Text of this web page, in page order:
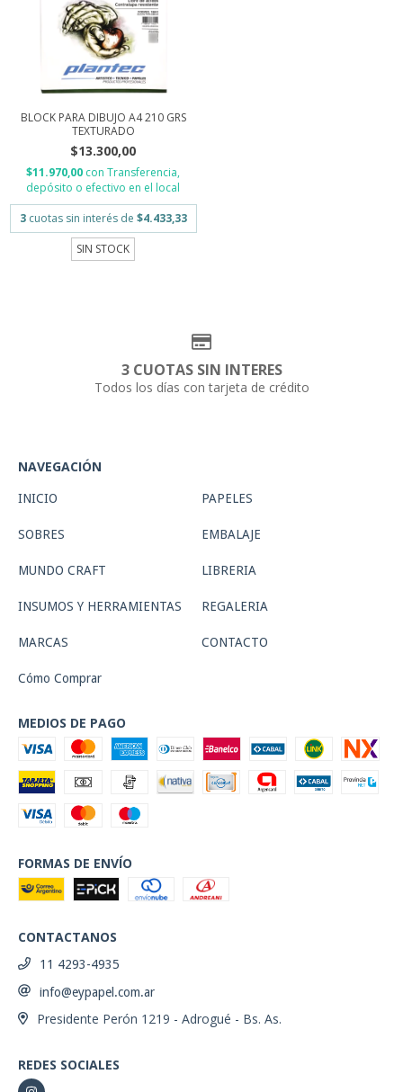
BLOCK PARA DIBUJO A4 210 GRS
TEXTURADO
$13.300,00
$11.970,00 con Transferencia,
depósito o efectivo en el local
3 cuotas sin interés de $4.433,33
SIN STOCK
3 CUOTAS SIN INTERES
Todos los días con tarjeta de crédito
NAVEGACIÓN
INICIO PAPELES
SOBRES EMBALAJE
MUNDO CRAFT LIBRERIA
INSUMOS Y HERRAMIENTAS REGALERIA
MARCAS CONTACTO
Cómo Comprar
MEDIOS DE PAGO
FORMAS DE ENVÍO
CONTACTANOS
11 4293-4935
info@eypapel.com.ar
Presidente Perón 1219 - Adrogué - Bs. As.
REDES SOCIALES